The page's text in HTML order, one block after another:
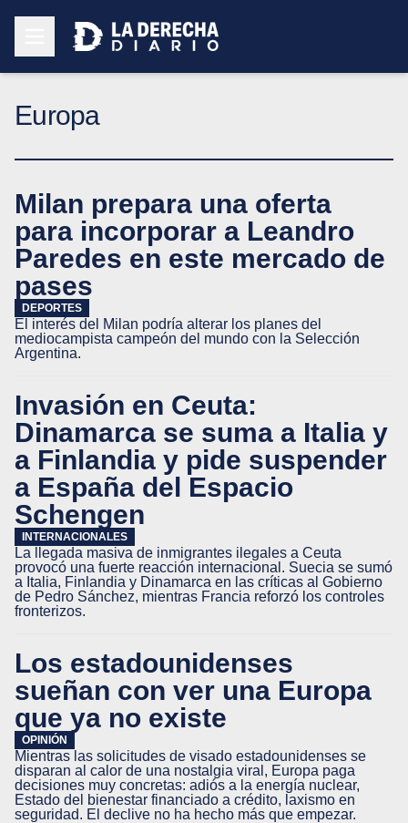
Europa
Milan prepara una oferta
para incorporar a Leandro
Paredes en este mercado de
pases
DEPORTES
El interés del Milan podría alterar los planes del
mediocampista campeón del mundo con la Selección
Argentina.
Invasión en Ceuta:
Dinamarca se suma a Italia y
a Finlandia y pide suspender
a España del Espacio
Schengen
INTERNACIONALES
La llegada masiva de inmigrantes ilegales a Ceuta
provocó una fuerte reacción internacional. Suecia se sumó
a Italia, Finlandia y Dinamarca en las críticas al Gobierno
de Pedro Sánchez, mientras Francia reforzó los controles
fronterizos.
Los estadounidenses
sueñan con ver una Europa
que ya no existe
OPINIÓN
Mientras las solicitudes de visado estadounidenses se
disparan al calor de una nostalgia viral, Europa paga
decisiones muy concretas: adiós a la energía nuclear,
Estado del bienestar financiado a crédito, laxismo en
seguridad. El declive no ha hecho más que empezar.